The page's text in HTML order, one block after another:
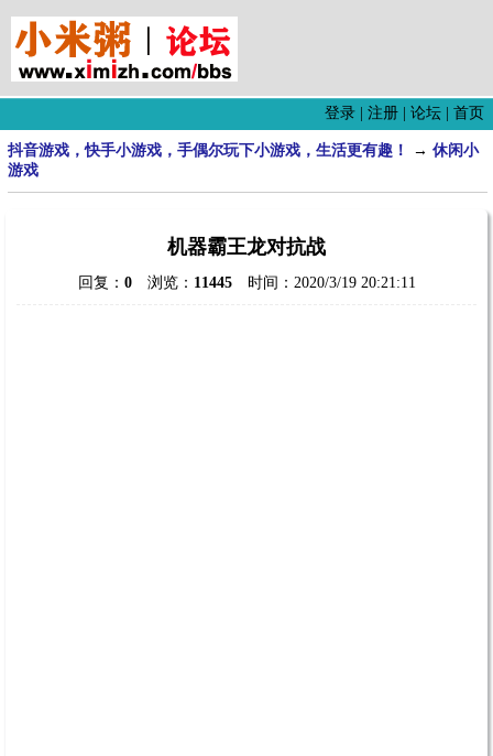
登录 注册 论坛 首页
抖音游戏，快手小游戏，手偶尔玩下小游戏，生活更有趣！ → 休闲小
游戏
机器霸王龙对抗战
回复： 0浏览： 11445时间：2020/3/19 20:21:11